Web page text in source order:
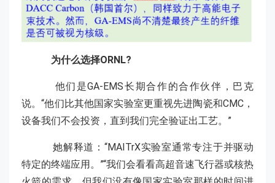
为什么选择ORNL?
他们是GA-EMS长期合作的合作伙伴，巴克
说。“他们比其他国家实验室更重视先进陶瓷和CMC，
设备我们不会投资，直到我们完全验证出工艺。”
她解释道：“MAITrX实验室通常专注于并驱动
特定的终端应用。”“我们会看看高超音速飞行器或核热